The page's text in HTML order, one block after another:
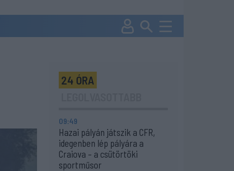
24 ÓRA
09:49
Hazai pályán játszik a CFR,
idegenben lép pályára a
Craiova – a csütörtöki
sportműsor